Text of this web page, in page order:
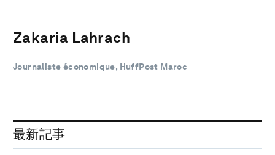
Zakaria Lahrach
Journaliste économique, HuffPost Maroc
最新記事